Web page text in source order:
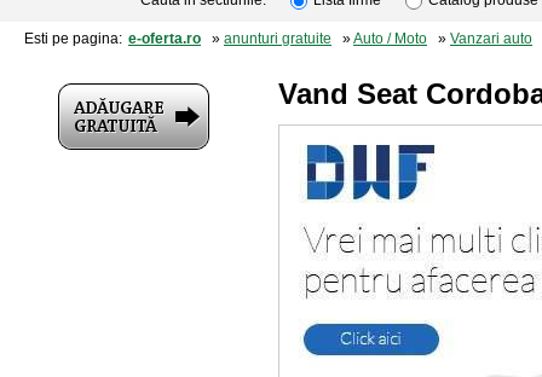
Esti pe pagina: e-oferta.ro » anunturi gratuite »Auto / Moto » Vanzari auto
Vand Seat